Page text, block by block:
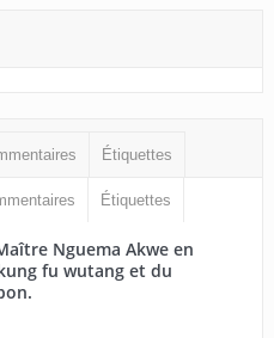
Étiquettes
Étiquettes
Nguema Akwe en
fu wutang et du